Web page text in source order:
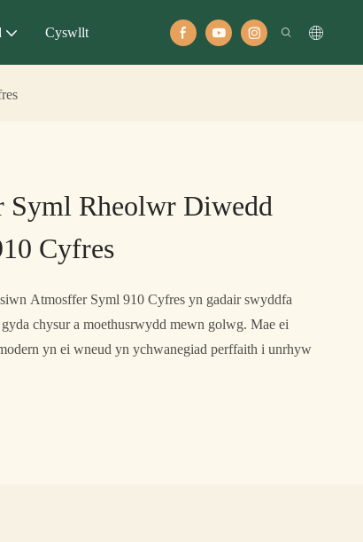
Cyswllt
Syml Rheolwr Diwedd
Cyfres
Atmosffer Syml 910 Cyfres yn gadair swyddfa
chysur a moethusrwydd mewn golwg. Mae ei
yn ei wneud yn ychwanegiad perffaith i unrhyw